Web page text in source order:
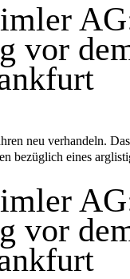
vor
neu verhandeln. Das
bezüglich eines
vor